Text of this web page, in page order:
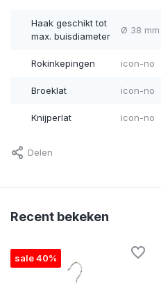
Haak geschikt tot
max. buisdiameter
Ø 38 mm
Rokinkepingen icon-no
Broeklat icon-no
Knijperlat icon-no
Delen
Recent bekeken
sale 40%